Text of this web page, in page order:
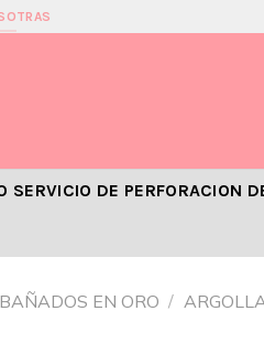
SERVICIO DE PERFORACION
EN ORO /